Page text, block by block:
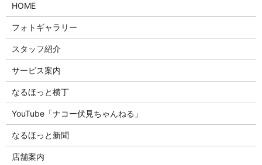
HOME
フォトギャラリー
スタッフ紹介
サービス案内
なるほっと横丁
YouTube「ナコー伏見ちゃんねる」
なるほっと新聞
店舗案内